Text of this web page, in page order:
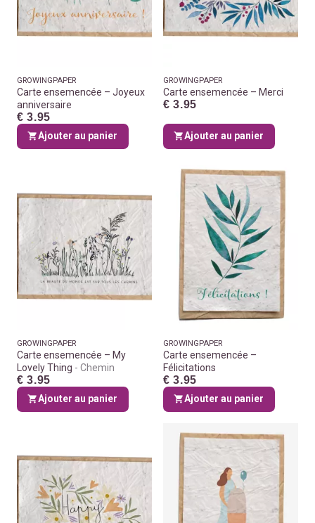
GROWINGPAPER
Carte ensemencée – Joyeux
anniversaire
€ 3.95
Ajouter au panier
GROWINGPAPER
Carte ensemencée – Merci
€ 3.95
Ajouter au panier
GROWINGPAPER
Carte ensemencée – My
Lovely Thing
Chemin
€ 3.95
Ajouter au panier
GROWINGPAPER
Carte ensemencée –
Félicitations
€ 3.95
Ajouter au panier